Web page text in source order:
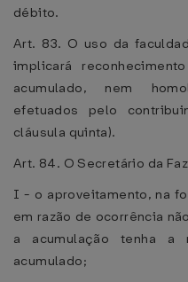
débito.
Art. 83. O uso da
implicará
acumulado, nem
efetuados pelo
cláusula quinta).
Art. 84. O Secretário da
I - o aproveitamento, na
em razão de ocorrência
a acumulação tenha a
acumulado;